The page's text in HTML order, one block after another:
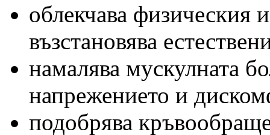
облекчава физическия
възстановява
намалява мускулната
напрежението и
подобрява